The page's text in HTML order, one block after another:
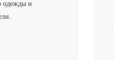
одежды и